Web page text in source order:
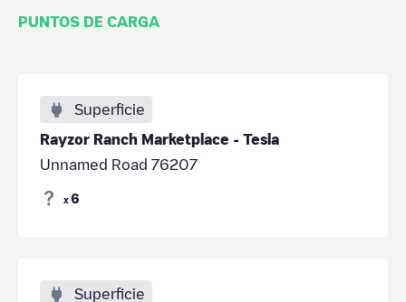
PUNTOS DE CARGA
Superficie
Rayzor Ranch Marketplace - Tesla
Unnamed Road 76207
x 6
Superficie